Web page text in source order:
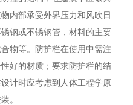
内部承受外界压力和风吹日
钢或不锈钢管，材料的主要
物等。防护栏在使用中需注
好的材质；要求防护栏的结
计时应考虑到人体工程学原
。